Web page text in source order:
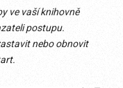
ve vaší knihovně
postupu.
nebo obnovit